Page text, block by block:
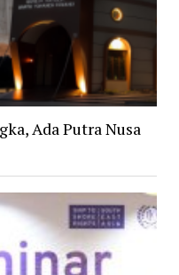
Ada Putra Nusa